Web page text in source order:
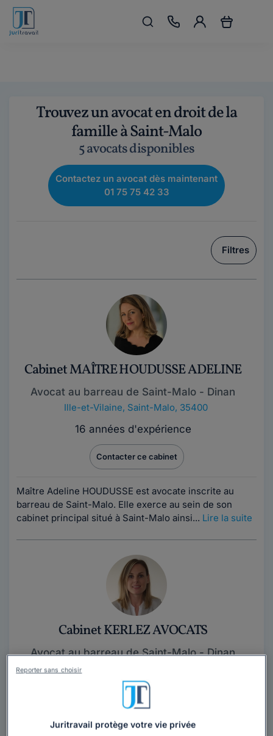
Trouvez un avocat en droit de la
famille à Saint-Malo
5 avocats disponibles
Contactez un avocat dès maintenant
01 75 75 42 33
Filtres
Cabinet MAÎTRE HOUDUSSE ADELINE
Avocat au barreau de Saint-Malo - Dinan
Ille-et-Vilaine, Saint-Malo, 35400
16 années d'expérience
Contacter ce cabinet
Maître Adeline HOUDUSSE est avocate inscrite au
barreau de Saint-Malo. Elle exerce au sein de son
cabinet principal situé à Saint-Malo ainsi... Lire la suite
Cabinet KERLEZ AVOCATS
Avocat au barreau de Saint-Malo - Dinan
Ille-et-Vilaine
10 années d'expérience
Juritravail protège votre vie privée
Reporter sans choisir